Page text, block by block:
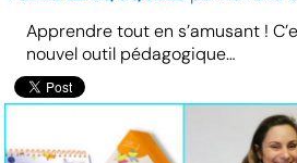
Apprendre tout en s’amusant !
nouvel outil pédagogique…